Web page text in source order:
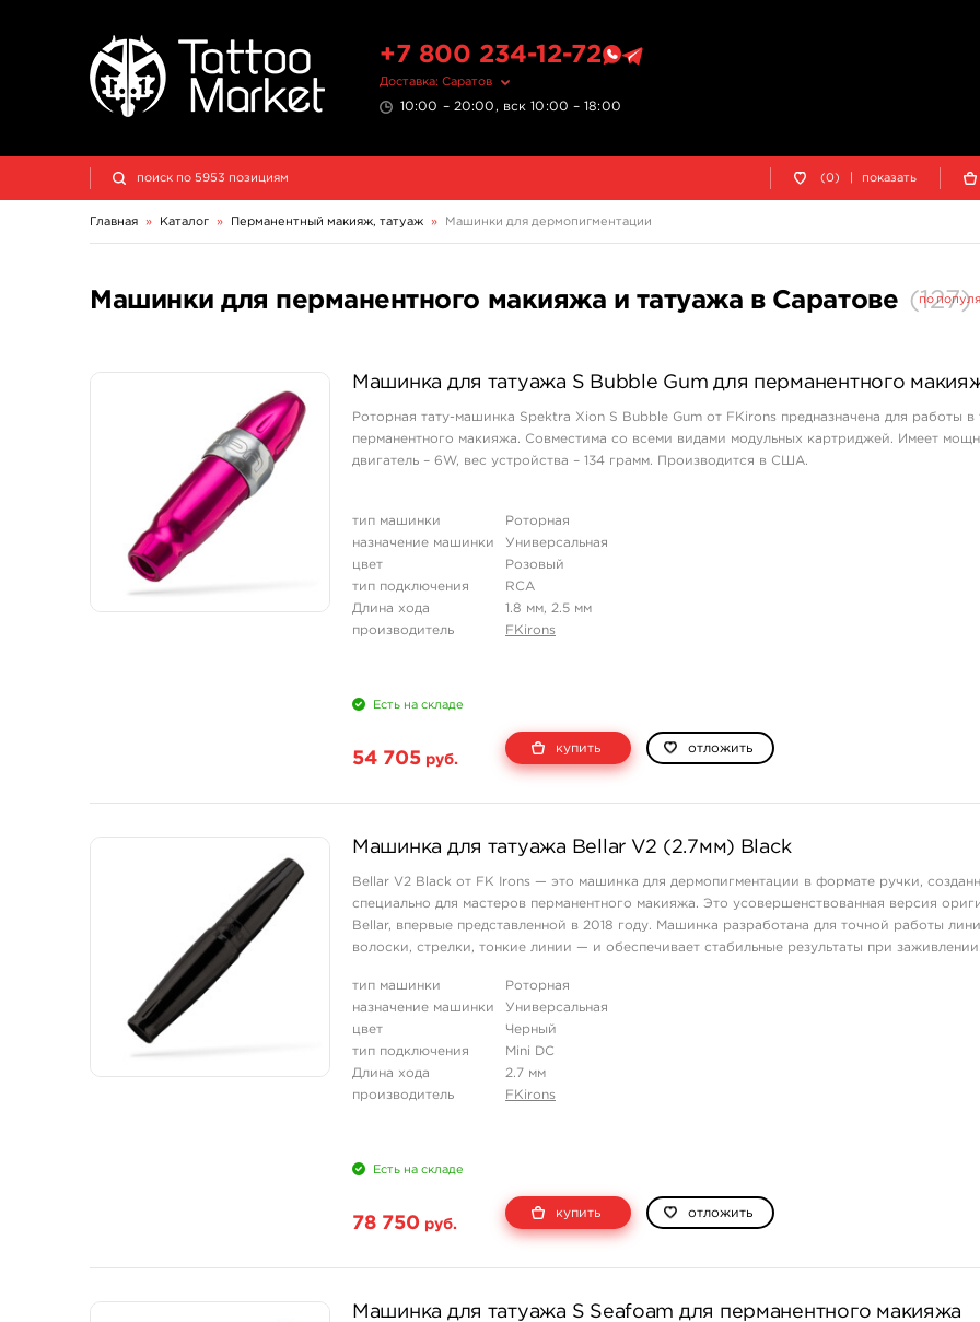
+7 800 234-12-72
Доставка: Саратов
10:00 – 20:00, вск 10:00 – 18:00
(0) показать
Главная » Каталог » Перманентный макияж, татуаж » Машинки для дермопигментации
по
Машинки для перманентного макияжа и татуажа в Саратове (127)
Машинка для татуажа S Bubble Gum для перманентного
Роторная тату-машинка Spektra Xion S Bubble Gum от FKirons предназначена для работы в
перманентного макияжа. Совместима со всеми видами модульных картриджей. Имеет
двигатель – 6W, вес устройства – 134 грамм. Производится в США.
тип машинки
Роторная
назначение машинки
Универсальная
цвет
Розовый
тип подключения
RCA
Длина хода
1.8 мм, 2.5 мм
производитель
FKirons
Есть на складе
54 705 руб.
купить отложить
Машинка для татуажа Bellar V2 (2.7мм) Black
Bellar V2 Black от FK Irons — это машинка для дермопигментации в формате ручки,
специально для мастеров перманентного макияжа. Это усовершенствованная версия
Bellar, впервые представленной в 2018 году. Машинка разработана для точной работы
волоски, стрелки, тонкие линии — и обеспечивает стабильные результаты при заживлении.
тип машинки
Роторная
назначение машинки
Универсальная
цвет
Черный
тип подключения
Mini DC
Длина хода
2.7 мм
производитель
FKirons
Есть на складе
78 750 руб.
купить отложить
Машинка для татуажа S Seafoam для перманентного макияжа